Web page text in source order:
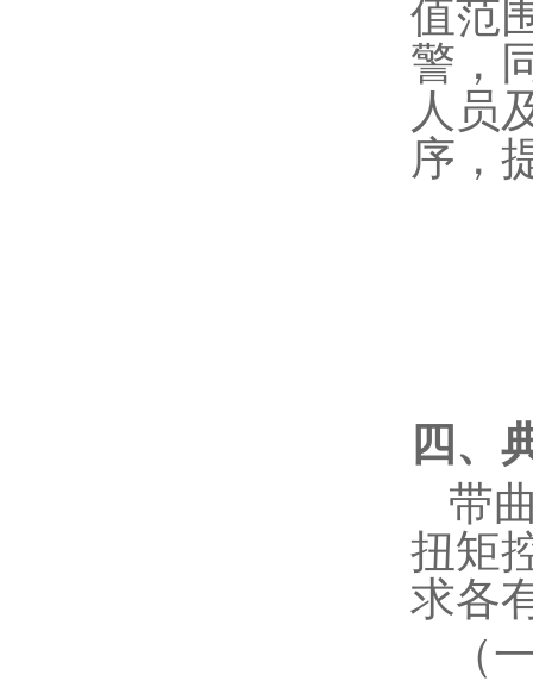
值范
警，
人员
序，
四、
带
扭矩
求各
（